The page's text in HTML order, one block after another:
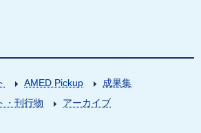
AMED Pickup
成果集
・刊行物
アーカイブ